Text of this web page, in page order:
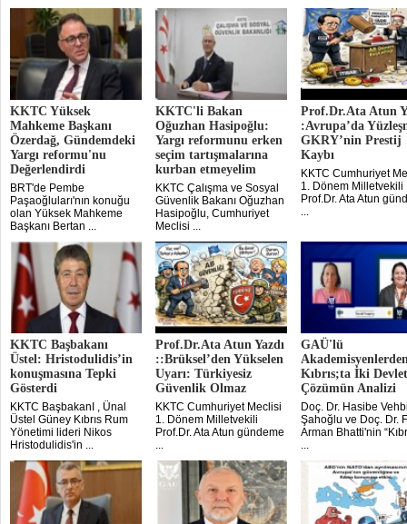
KKTC Yüksek
Mahkeme Başkanı
Özerdağ, Gündemdeki
Yargı reformu'nu
Değerlendirdi
BRT'de Pembe
Paşaoğluları'nın konuğu
olan Yüksek Mahkeme
Başkanı Bertan ...
KKTC'li Bakan
Oğuzhan Hasipoğlu:
Yargı reformunu erken
seçim tartışmalarına
kurban etmeyelim
KKTC Çalışma ve Sosyal
Güvenlik Bakanı Oğuzhan
Hasipoğlu, Cumhuriyet
Meclisi ...
Prof.Dr.Ata Atun
:Avrupa’da
GKRY’nin Prestij
Kaybı
KKTC Cumhuriyet
1. Dönem Milletvekili
Prof.Dr. Ata Atun
...
KKTC Başbakanı
Üstel: Hristodulidis’in
konuşmasına Tepki
Gösterdi
KKTC BaşbakanI , Ünal
Üstel Güney Kıbrıs Rum
Yönetimi lideri Nikos
Hristodulidis'in ...
Prof.Dr.Ata Atun Yazdı
::Brüksel’den Yükselen
Uyarı: Türkiyesiz
Güvenlik Olmaz
KKTC Cumhuriyet Meclisi
1. Dönem Milletvekili
Prof.Dr. Ata Atun gündeme
...
GAÜ'lü
Kıbrıs;ta İki
Çözümün Analizi
Doç. Dr. Hasibe
Şahoğlu ve Doç. Dr.
Arman Bhatti'nin
...